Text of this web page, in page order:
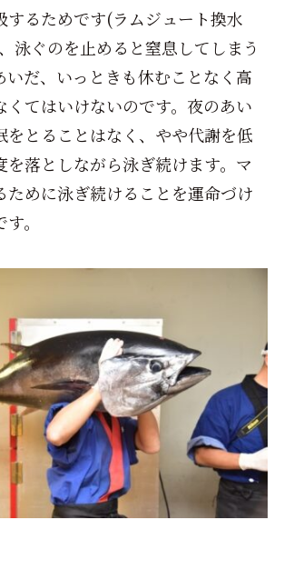
するためです(ラムジュート換水
泳ぐのを止めると窒息してしまう
いだ、いっときも休むことなく高
くてはいけないのです。夜のあい
をとることはなく、やや代謝を低
を落としながら泳ぎ続けます。マ
ために泳ぎ続けることを運命づけ
。